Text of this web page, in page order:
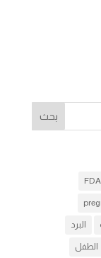
FDA
البرد
الطفل